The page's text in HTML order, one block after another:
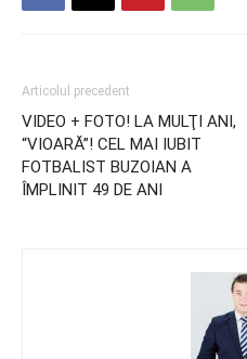
Articolul precedent
VIDEO + FOTO! LA MULŢI ANI,
“VIOARĂ”! CEL MAI IUBIT
FOTBALIST BUZOIAN A
ÎMPLINIT 49 DE ANI